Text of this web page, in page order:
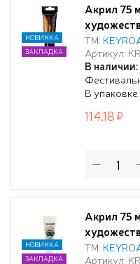
Акрил 75
ТМ:
Артикул:
В наличии:
В
НОВИНКА
ЗАКЛАДКА
114,18
Акрил 75
ТМ:
Артикул:
НОВИНКА
ЗАКЛАДКА